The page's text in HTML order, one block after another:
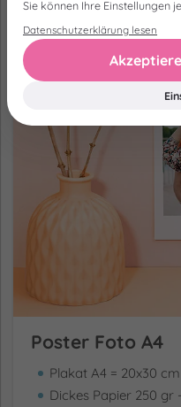
Poster Foto A4
Plakat A4 = 20x30 cm
Dickes Papier 250 gr
Sie können Ihre Einstellungen
Datenschutzerklärung lesen